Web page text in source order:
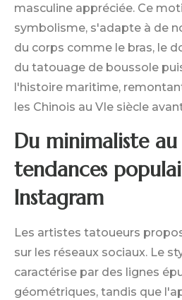
masculine appréciée. Ce
symbolisme, s'adapte à de
du corps comme le bras, le
du tatouage de boussole
l'histoire maritime,
les Chinois au VIe siècle
Du minimaliste
tendances
Instagram
Les artistes tatoueurs
sur les réseaux sociaux. Le
caractérise par des lignes
géométriques, tandis que